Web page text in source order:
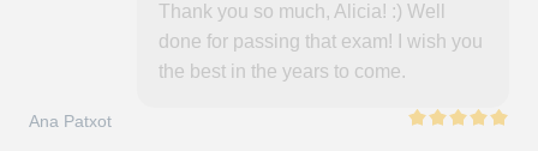
Thank you so much, Alicia! :) Well
done for passing that exam! I wish you
the best in the years to come.
Ana Patxot